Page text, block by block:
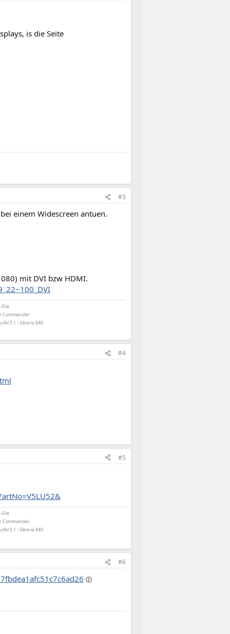
is die Seite
#3
einem Widescreen antuen.
mit DVI bzw HDMI.
-Die
Commander
5.1 - Siberia 840
#4
#5
-Die
Commander
5.1 - Siberia 840
#6